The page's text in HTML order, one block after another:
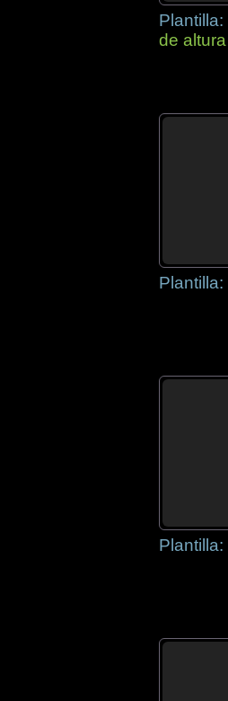
Plantilla:
de altura
Plantilla:
Plantilla: